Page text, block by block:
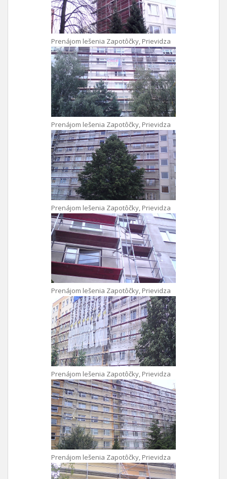
Prenájom lešenia Zapotôčky, Prievidza
Prenájom lešenia Zapotôčky, Prievidza
Prenájom lešenia Zapotôčky, Prievidza
Prenájom lešenia Zapotôčky, Prievidza
Prenájom lešenia Zapotôčky, Prievidza
Prenájom lešenia Zapotôčky, Prievidza